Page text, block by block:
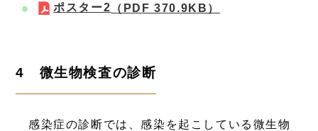
ポスター2 （PDF 370.9KB）
4 微生物検査の診断
感染症の診断では、感染を起こしている微生物